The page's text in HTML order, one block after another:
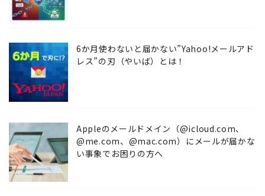
6か月使わないと届かない”Yahoo!メールアド
レス”の刃（やいば）とは！
Appleのメールドメイン（@icloud.com、
@me.com、@mac.com）にメールが届かな
い事象でお困りの方へ